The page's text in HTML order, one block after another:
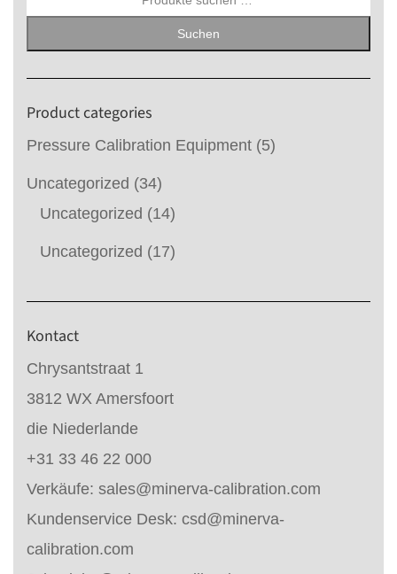
Suchen
Product categories
Pressure Calibration Equipment (5)
Uncategorized (34)
Uncategorized (14)
Uncategorized (17)
Kontact
Chrysantstraat 1
3812 WX Amersfoort
die Niederlande
+31 33 46 22 000
Verkäufe: sales@minerva-calibration.com
Kundenservice Desk: csd@minerva-
calibration.com